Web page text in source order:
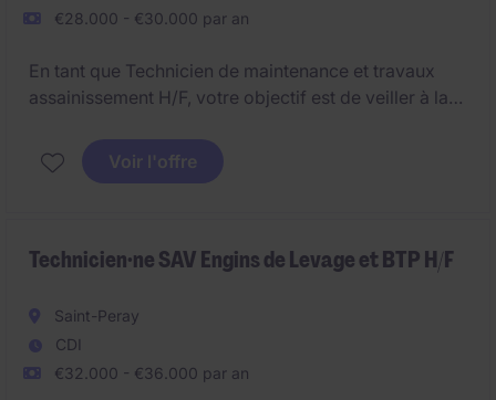
€28.000 - €30.000 par an
En tant que Technicien de maintenance et travaux
assainissement H/F, votre objectif est de veiller à la
l'assainissement.
Voir l'offre
Technicien·ne SAV Engins de Levage et BTP H/F
Saint-Peray
CDI
€32.000 - €36.000 par an